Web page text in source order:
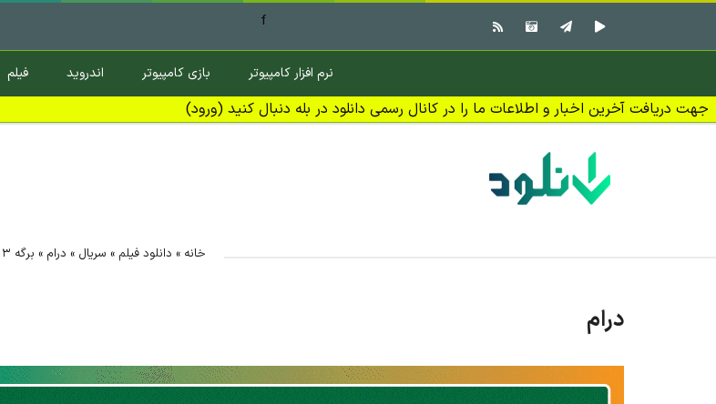
f
نرم افزار کامپیوتر بازی کامپیوتر اندروید فیلم
جهت دریافت آخرین اخبار و اطلاعات ما را در کانال رسمی دانلود در بله دنبال کنید (ورود)
خانه » دانلود فیلم » سریال » درام » برگه ۳
درام